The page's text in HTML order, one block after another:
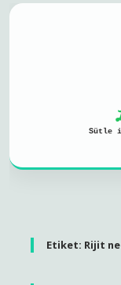
Sütle
Etiket: Rijit